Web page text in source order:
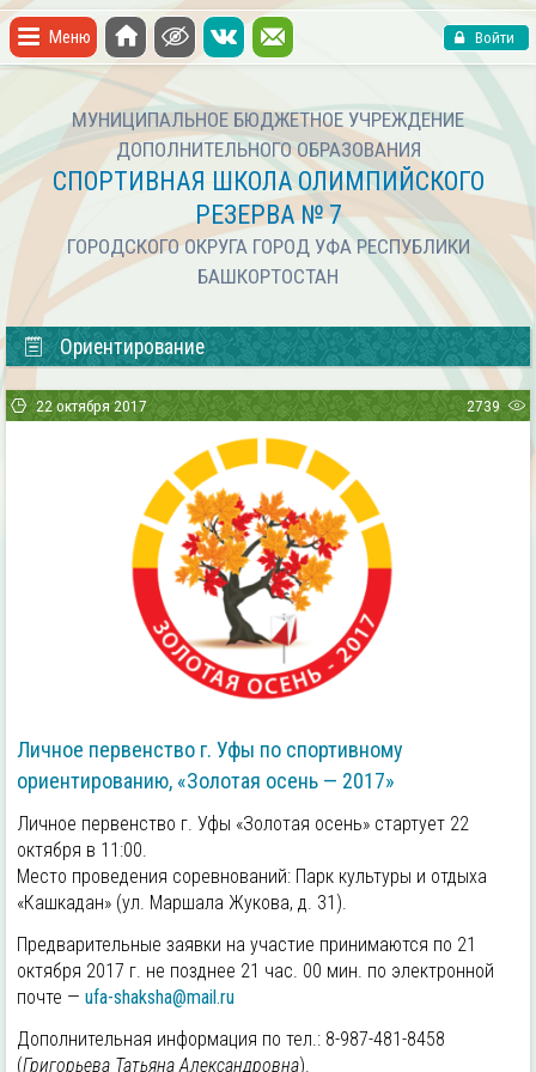
Меню Войти
МУНИЦИПАЛЬНОЕ БЮДЖЕТНОЕ УЧРЕЖДЕНИЕ
ДОПОЛНИТЕЛЬНОГО ОБРАЗОВАНИЯ
СПОРТИВНАЯ ШКОЛА ОЛИМПИЙСКОГО
РЕЗЕРВА № 7
ГОРОДСКОГО ОКРУГА ГОРОД УФА РЕСПУБЛИКИ
БАШКОРТОСТАН
Ориентирование
22 октября 2017 2739
Личное первенство г. Уфы по спортивному
ориентированию, «Золотая осень — 2017»
Личное первенство г. Уфы «Золотая осень» стартует 22
октября в 11:00.
Место проведения соревнований: Парк культуры и отдыха
«Кашкадан» (ул. Маршала Жукова, д. 31).
Предварительные заявки на участие принимаются по 21
октября 2017 г. не позднее 21 час. 00 мин. по электронной
почте — ufa-shaksha@mail.ru
Дополнительная информация по тел.: 8-987-481-8458
(Григорьева Татьяна Александровна).